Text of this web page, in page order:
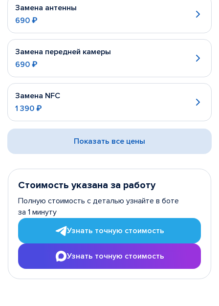
Замена антенны
690 ₽
Замена передней камеры
690 ₽
Замена NFC
1 390 ₽
Показать все цены
Стоимость указана за работу
Полную стоимость с деталью узнайте в боте
за 1 минуту
Узнать точную стоимость
Узнать точную стоимость